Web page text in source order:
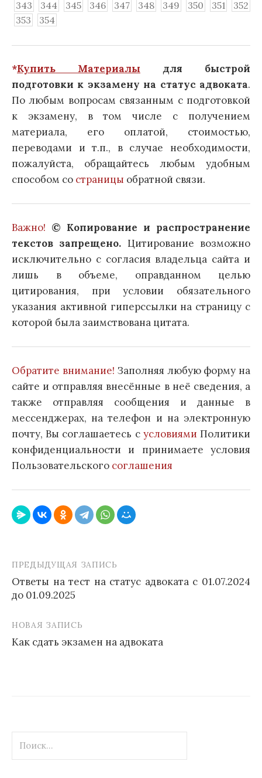
343
344 345 346 347 348 349 350 351
352
353
354
*Купить Материалы для быстрой
подготовки к экзамену на статус адвоката.
По любым вопросам связанным с подготовкой
к экзамену, в том числе с получением
материала, его оплатой, стоимостью,
переводами и т.п., в случае необходимости,
пожалуйста, обращайтесь любым удобным
способом со страницы обратной связи.
Важно! © Копирование и распространение
текстов запрещено. Цитирование возможно
исключительно с согласия владельца сайта и
лишь в объеме, оправданном целью
цитирования, при условии обязательного
указания активной гиперссылки на страницу с
которой была заимствована цитата.
Обратите внимание! Заполняя любую форму на
сайте и отправляя внесённые в неё сведения, а
также отправляя сообщения и данные в
мессенджерах, на телефон и на электронную
почту, Вы соглашаетесь с условиями Политики
конфиденциальности и принимаете условия
Пользовательского соглашения
Навигация
по
ПРЕДЫДУЩАЯ ЗАПИСЬ
Ответы на тест на статус адвоката с 01.07.2024
до 01.09.2025
НОВАЯ ЗАПИСЬ
Как сдать экзамен на адвоката